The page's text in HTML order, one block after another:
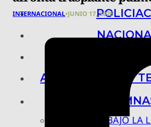
ARTE, CIENCIA Y
BAJO LA
INTERNACIONAL•JUNIO 17, 2026